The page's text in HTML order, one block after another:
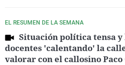
EL RESUMEN DE LA SEMANA
Situación política tensa y
docentes 'calentando' la
valorar con el callosino Paco